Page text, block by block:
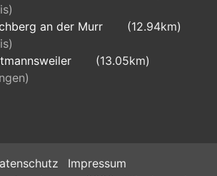
an der Murr
(12.94km)
(13.05km)
Impressum